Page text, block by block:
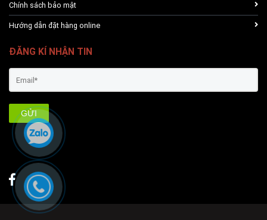
Chính sách bảo mật
Hướng dẫn đặt hàng online
ĐĂNG KÍ NHẬN TIN
GỬI